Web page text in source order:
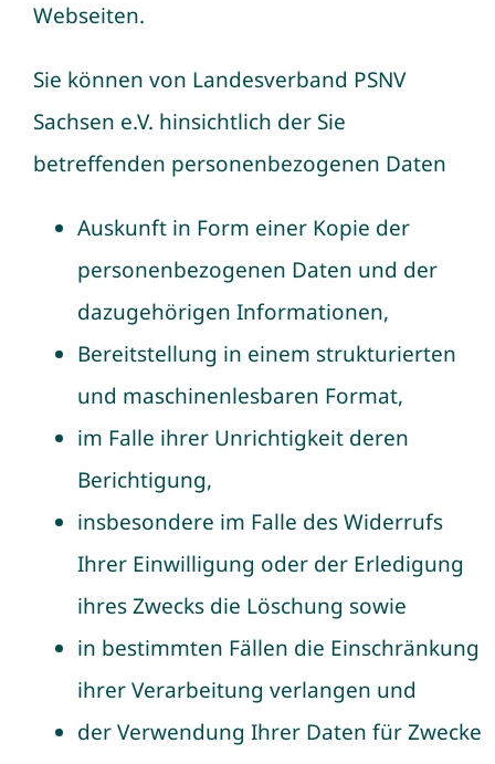
Webseiten.
Sie können von Landesverband PSNV
Sachsen e.V. hinsichtlich der Sie
betreffenden personenbezogenen Daten
Auskunft in Form einer Kopie der
personenbezogenen Daten und der
dazugehörigen Informationen,
Bereitstellung in einem strukturierten
und maschinenlesbaren Format,
im Falle ihrer Unrichtigkeit deren
Berichtigung,
insbesondere im Falle des Widerrufs
Ihrer Einwilligung oder der Erledigung
ihres Zwecks die Löschung sowie
in bestimmten Fällen die Einschränkung
ihrer Verarbeitung verlangen und
der Verwendung Ihrer Daten für Zwecke